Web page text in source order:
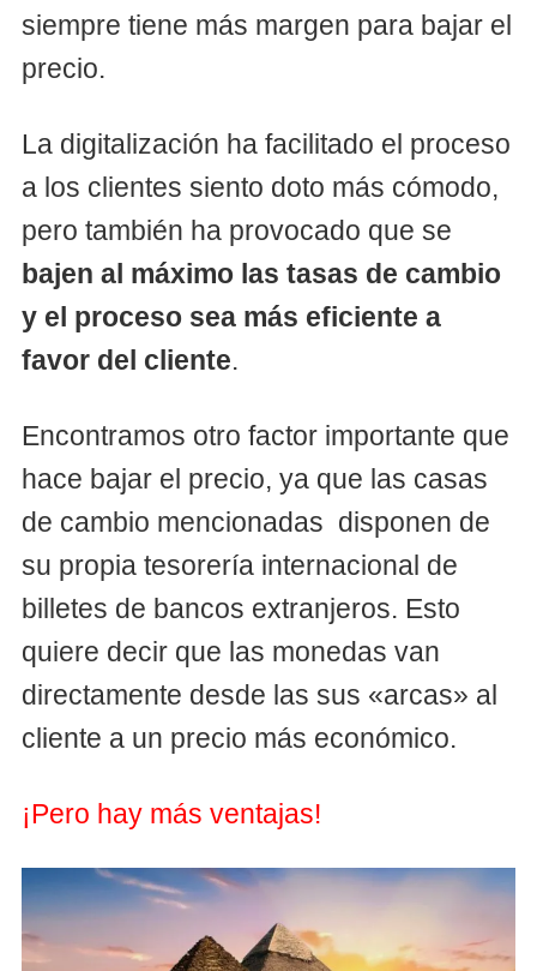
siempre tiene más margen para bajar el
precio.
La digitalización ha facilitado el proceso
a los clientes siento doto más cómodo,
pero también ha provocado que se
bajen al máximo las tasas de cambio
y el proceso sea más eficiente a
favor del cliente.
Encontramos otro factor importante que
hace bajar el precio, ya que las casas
de cambio mencionadas disponen de
su propia tesorería internacional de
billetes de bancos extranjeros. Esto
quiere decir que las monedas van
directamente desde las sus «arcas» al
cliente a un precio más económico.
¡Pero hay más ventajas!